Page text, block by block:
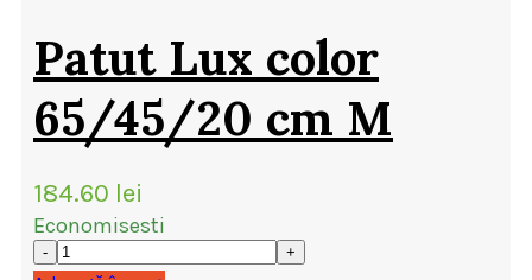
Patut Lux color
65/45/20 cm M
184.60 lei
Economisesti